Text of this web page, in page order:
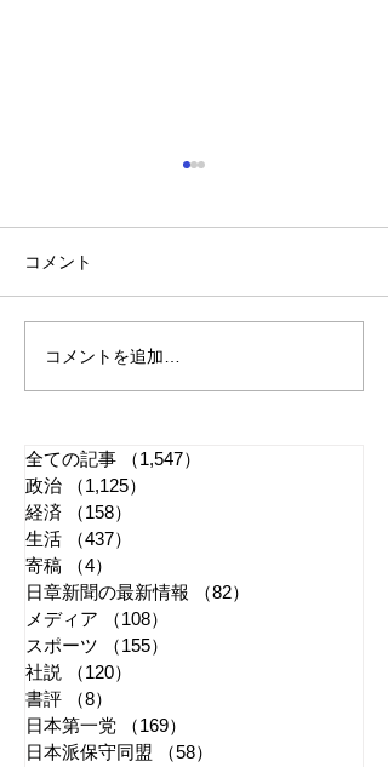
「懲役二七年」で問われ
る司法 国民感情は判決
コメント
コメントを追加…
全ての記事 （1,547）
政治
（1,125）
経済
（158）
生活
（437）
寄稿
（4）
日章新聞の最新情報
（82）
メディア
（108）
スポーツ
（155）
社説
（120）
書評
（8）
日本第一党
（169）
日本派保守同盟
（58）